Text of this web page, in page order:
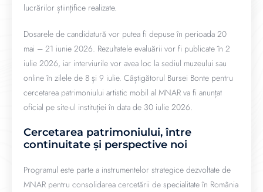
lucrărilor științifice realizate.
Dosarele de candidatură vor putea fi depuse în perioada 20
mai – 21 iunie 2026. Rezultatele evaluării vor fi publicate în 2
iulie 2026, iar interviurile vor avea loc la sediul muzeului sau
online în zilele de 8 și 9 iulie. Câștigătorul Bursei Bonte pentru
cercetarea patrimoniului artistic mobil al MNAR va fi anunțat
oficial pe site-ul instituției în data de 30 iulie 2026.
Cercetarea patrimoniului, între
continuitate și perspective noi
Programul este parte a instrumentelor strategice dezvoltate de
MNAR pentru consolidarea cercetării de specialitate în România